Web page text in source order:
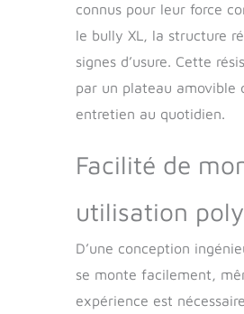
connus pour leur force
le bully XL, la structure
signes d’usure. Cette
par un plateau amovible
entretien au quotidien.
Facilité de
utilisation
D’une conception
se monte facilement,
expérience est